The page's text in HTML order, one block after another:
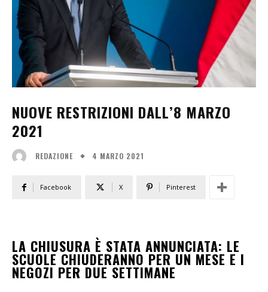
NUOVE RESTRIZIONI DALL’8 MARZO
2021
REDAZIONE 4 MARZO 2021
Facebook X Pinterest
LA CHIUSURA È STATA ANNUNCIATA: LE
SCUOLE CHIUDERANNO PER UN MESE E I
NEGOZI PER DUE SETTIMANE